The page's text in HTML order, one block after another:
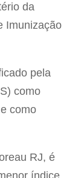
da
Imunização
pela
como
como
RJ, é